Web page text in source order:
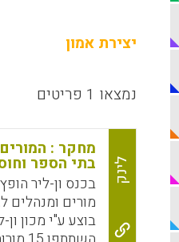
יצירת אמון
נמצאו 1 פריטים
לינק
מחקר :
בתי הספר
בכנס ון-ליר
מורים
בוצע ע"י מכון